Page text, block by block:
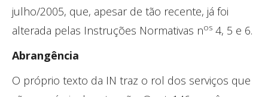
julho/2005, que, apesar de tão recente, já foi
alterada pelas Instruções Normativas nos 4, 5 e 6.
Abrangência
O próprio texto da IN traz o rol dos serviços que